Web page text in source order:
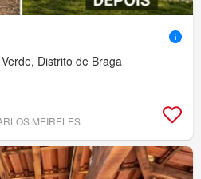
Distrito de Braga
MEIRELES